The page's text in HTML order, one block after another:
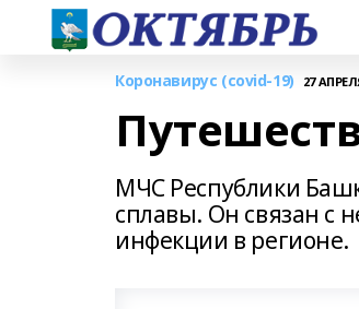
Коронавирус (covid-19) 27
МЧС Республики
сплавы. Он связан с
инфекции в регионе.